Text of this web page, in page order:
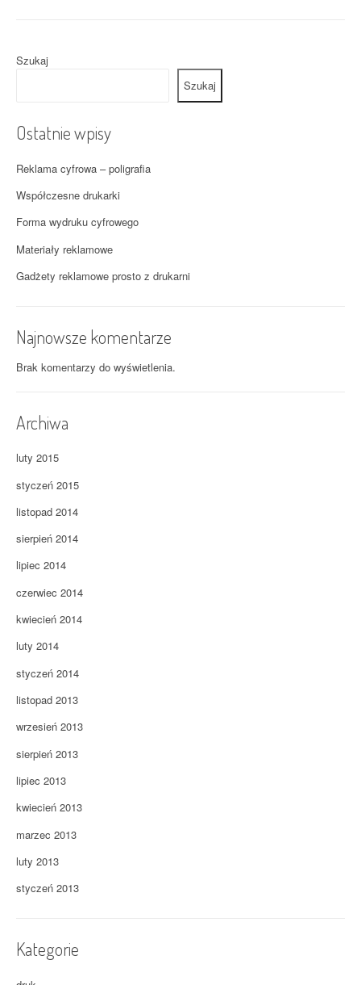
Szukaj
Szukaj
Ostatnie wpisy
Reklama cyfrowa – poligrafia
Współczesne drukarki
Forma wydruku cyfrowego
Materiały reklamowe
Gadżety reklamowe prosto z drukarni
Najnowsze komentarze
Brak komentarzy do wyświetlenia.
Archiwa
luty 2015
styczeń 2015
listopad 2014
sierpień 2014
lipiec 2014
czerwiec 2014
kwiecień 2014
luty 2014
styczeń 2014
listopad 2013
wrzesień 2013
sierpień 2013
lipiec 2013
kwiecień 2013
marzec 2013
luty 2013
styczeń 2013
Kategorie